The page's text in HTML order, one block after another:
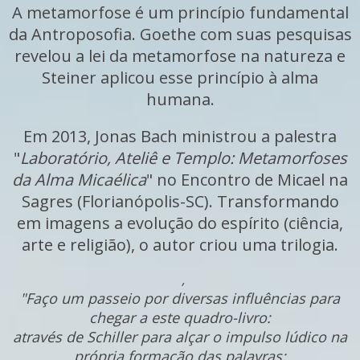
A metamorfose é um princípio fundamental
da Antroposofia. Goethe com suas pesquisas
revelou a lei da metamorfose na natureza e
Steiner aplicou esse princípio à alma
humana.
Em 2013, Jonas Bach ministrou a palestra
"Laboratório, Ateliê e Templo: Metamorfoses
da Alma Micaélica" no Encontro de Micael na
Sagres (Florianópolis-SC). Transformando
em imagens a evolução do espírito (ciência,
arte e religião), o autor criou uma trilogia.
,
"Faço um passeio por diversas influências para
chegar a este quadro-livro:
através de Schiller para alçar o impulso lúdico na
própria formação das palavras;